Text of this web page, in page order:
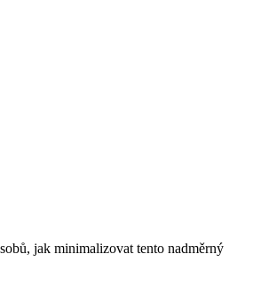
jak minimalizovat tento nadměrný